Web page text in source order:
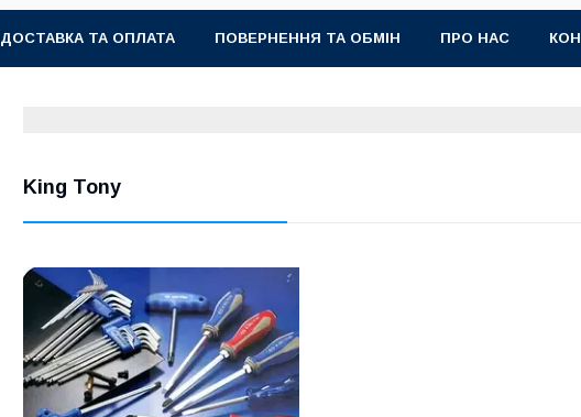
ДОСТАВКА ТА ОПЛАТА ПОВЕРНЕННЯ ТА ОБМІН ПРО НАС
King Tony